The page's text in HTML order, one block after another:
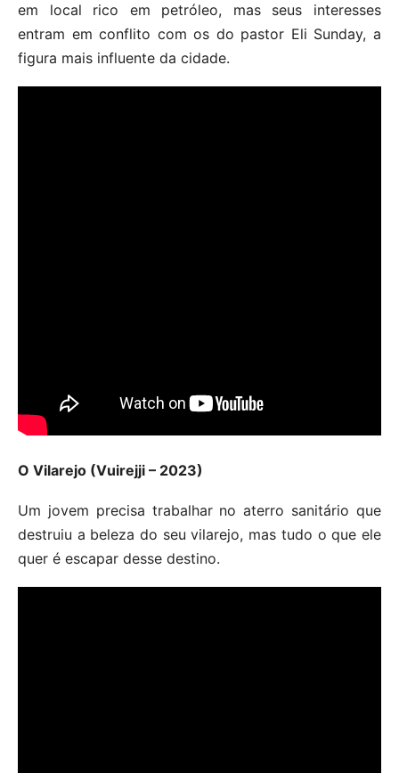
em local rico em petróleo, mas seus interesses
entram em conflito com os do pastor Eli Sunday, a
figura mais influente da cidade.
O Vilarejo (Vuirejji – 2023)
Um jovem precisa trabalhar no aterro sanitário que
destruiu a beleza do seu vilarejo, mas tudo o que ele
quer é escapar desse destino.